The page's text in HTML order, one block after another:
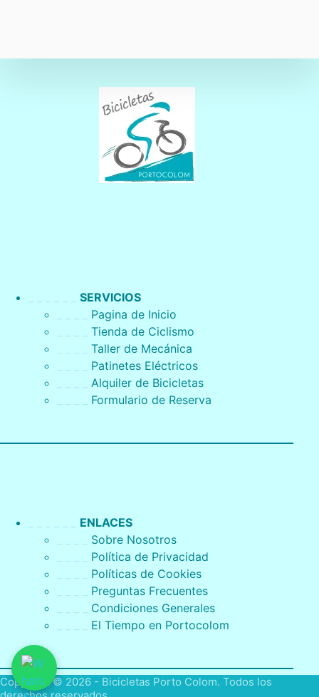
SERVICIOS
Pagina de Inicio
Tienda de Ciclismo
Taller de Mecánica
Patinetes Eléctricos
Alquiler de Bicicletas
Formulario de Reserva
ENLACES
Sobre Nosotros
Política de Privacidad
Políticas de Cookies
Preguntas Frecuentes
Condiciones Generales
El Tiempo en Portocolom
Copyright © 2026 - Bicicletas Porto Colom. Todos los